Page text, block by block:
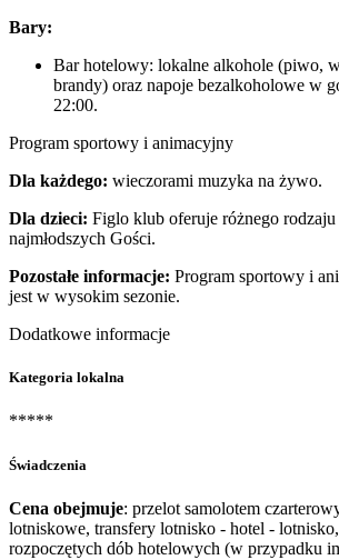
Bary:
Bar hotelowy: lokalne alkohole (piwo,
brandy) oraz napoje bezalkoholowe w
22:00.
Program sportowy i animacyjny
Dla każdego: wieczorami muzyka na żywo.
Dla dzieci: Figlo klub oferuje różnego
najmłodszych Gości.
Pozostałe informacje: Program sportowy i
jest w wysokim sezonie.
Dodatkowe informacje
Kategoria lokalna
*****
Świadczenia
Cena obejmuje: przelot samolotem
lotniskowe, transfery lotnisko - hotel -
rozpoczętych dób hotelowych (w przypadku